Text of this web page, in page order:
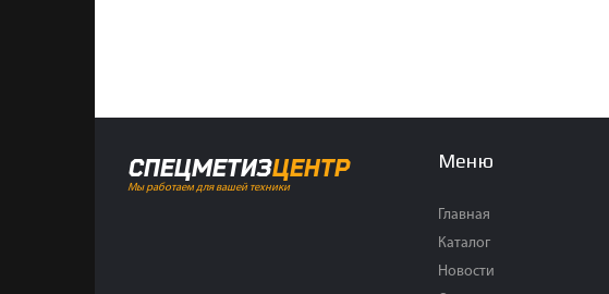
СПЕЦМЕТИЗЦЕНТР
Мы работаем для вашей техники
Меню
Главная
Каталог
Новости